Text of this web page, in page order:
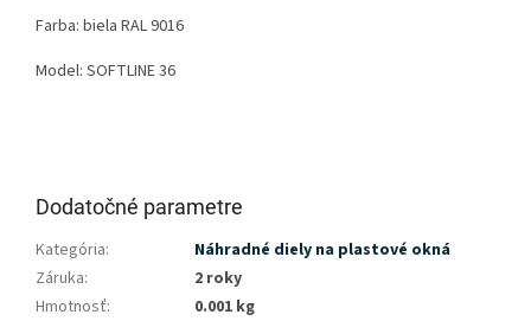
Farba: biela RAL 9016
Model: SOFTLINE 36
Dodatočné parametre
Kategória:
Náhradné diely na plastové okná
Záruka:
2 roky
Hmotnosť:
0.001 kg